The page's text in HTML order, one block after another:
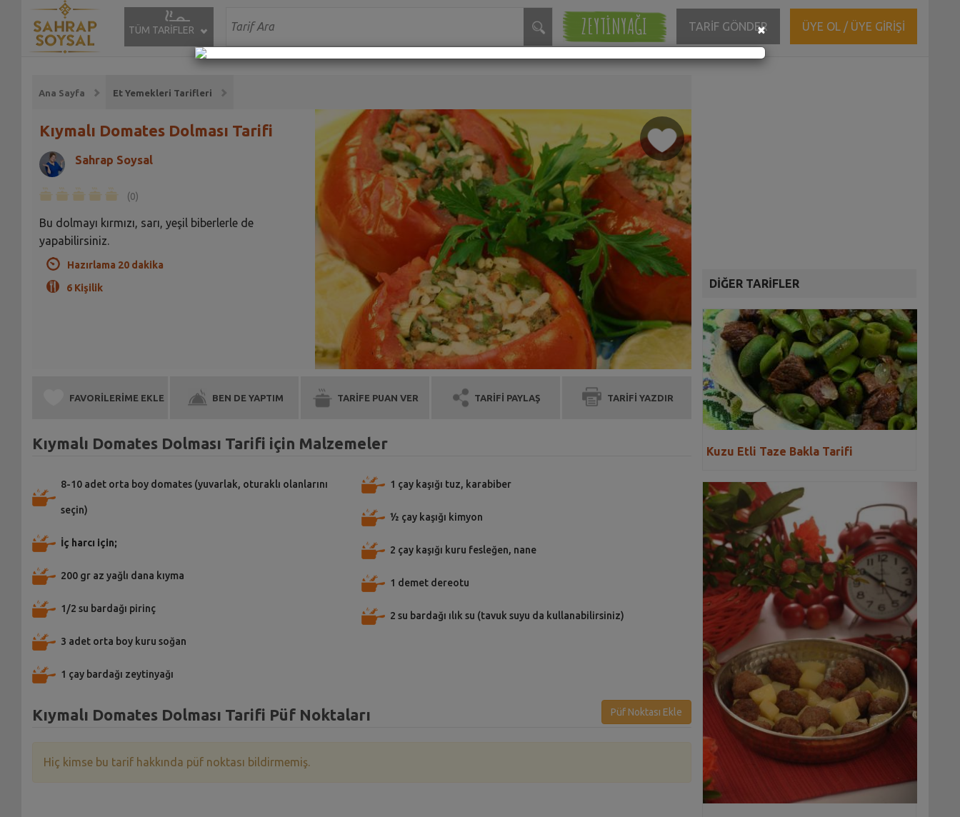
TÜM TARİFLER ZEYTİNYAĞI TARİF GÖNDER ÜYE OL / ÜYE GİRİŞİ
Ana Sayfa Et Yemekleri Tarifleri
Kıymalı Domates Dolması Tarifi
Sahrap Soysal
(0)
Bu dolmayı kırmızı, sarı, yeşil biberlerle de
yapabilirsiniz.
Hazırlama 20 dakika
6 Kişilik
FAVORİLERİME EKLE BEN DE YAPTIM TARİFE PUAN VER TARİFİ PAYLAŞ TARİFİ YAZDIR
Kıymalı Domates Dolması Tarifi için Malzemeler
8-10 adet orta boy domates (yuvarlak, oturaklı olanlarını
seçin)
İç harcı için;
200 gr az yağlı dana kıyma
1/2 su bardağı pirinç
3 adet orta boy kuru soğan
1 çay bardağı zeytinyağı
1 çay kaşığı tuz, karabiber
½ çay kaşığı kimyon
2 çay kaşığı kuru fesleğen, nane
1 demet dereotu
2 su bardağı ılık su (tavuk suyu da kullanabilirsiniz)
Kıymalı Domates Dolması Tarifi Püf Noktaları Püf Noktası Ekle
Hiç kimse bu tarif hakkında püf noktası bildirmemiş.
DİĞER TARİFLER
Kuzu Etli Taze Bakla Tarifi
×Close